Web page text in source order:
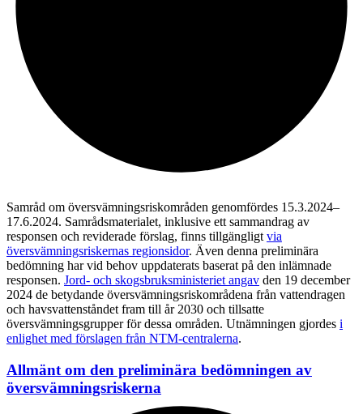
Samråd om översvämningsriskområden genomfördes 15.3.2024–
17.6.2024. Samrådsmaterialet, inklusive ett sammandrag av
responsen och reviderade förslag, finns tillgängligt via
översvämningsriskernas regionsidor. Även denna preliminära
bedömning har vid behov uppdaterats baserat på den inlämnade
responsen. Jord- och skogsbruksministeriet angav den 19 december
2024 de betydande översvämningsriskområdena från vattendragen
och havsvattenståndet fram till år 2030 och tillsatte
översvämningsgrupper för dessa områden. Utnämningen gjordes i
enlighet med förslagen från NTM-centralerna.
Allmänt om den preliminära bedömningen av
översvämningsriskerna